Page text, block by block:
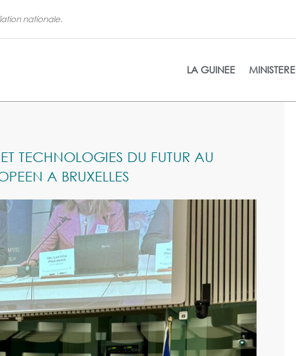
nationale.
LA GUINEE MINISTERE
TECHNOLOGIES DU FUTUR AU
A BRUXELLES